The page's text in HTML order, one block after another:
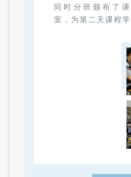
同时分班颁布了
室，为第二天课程学